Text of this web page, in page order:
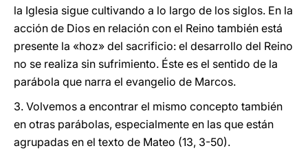
la Iglesia sigue cultivando a lo largo de los siglos. En la
acción de Dios en relación con el Reino también está
presente la «hoz» del sacrificio: el desarrollo del Reino
no se realiza sin sufrimiento. Éste es el sentido de la
parábola que narra el evangelio de Marcos.
3. Volvemos a encontrar el mismo concepto también
en otras parábolas, especialmente en las que están
agrupadas en el texto de Mateo (13, 3-50).